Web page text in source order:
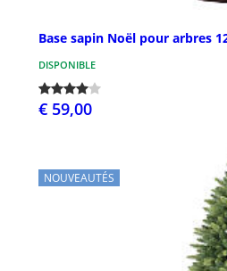
Base sapin Noël pour arbres
DISPONIBLE
€ 59,00
NOUVEAUTÉS